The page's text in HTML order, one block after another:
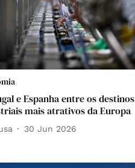
e Espanha entre os destinos
mais atrativos da Europa
30 Jun 2026